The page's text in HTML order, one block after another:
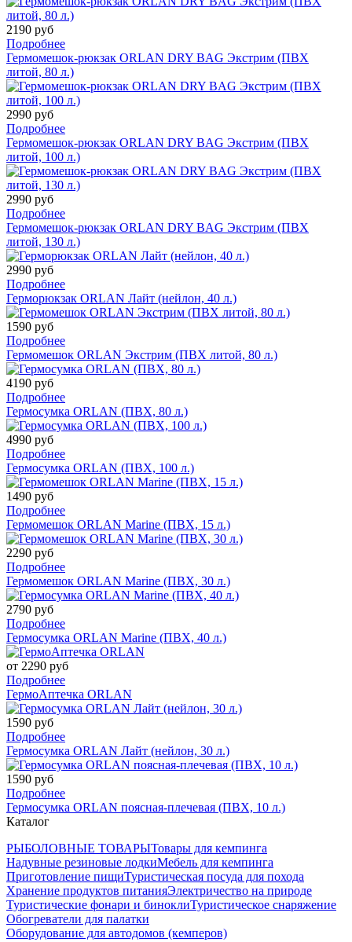
2190 руб
Подробнее
Гермомешок-рюкзак ORLAN DRY BAG Экстрим (ПВХ
литой, 80 л.)
2990 руб
Подробнее
Гермомешок-рюкзак ORLAN DRY BAG Экстрим (ПВХ
литой, 100 л.)
2990 руб
Подробнее
Гермомешок-рюкзак ORLAN DRY BAG Экстрим (ПВХ
литой, 130 л.)
2990 руб
Подробнее
Герморюкзак ORLAN Лайт (нейлон, 40 л.)
1590 руб
Подробнее
Гермомешок ORLAN Экстрим (ПВХ литой, 80 л.)
4190 руб
Подробнее
Гермосумка ORLAN (ПВХ, 80 л.)
4990 руб
Подробнее
Гермосумка ORLAN (ПВХ, 100 л.)
1490 руб
Подробнее
Гермомешок ORLAN Marine (ПВХ, 15 л.)
2290 руб
Подробнее
Гермомешок ORLAN Marine (ПВХ, 30 л.)
2790 руб
Подробнее
Гермосумка ORLAN Marine (ПВХ, 40 л.)
от 2290 руб
Подробнее
ГермоАптечка ORLAN
1590 руб
Подробнее
Гермосумка ORLAN Лайт (нейлон, 30 л.)
1590 руб
Подробнее
Гермосумка ORLAN поясная-плечевая (ПВХ, 10 л.)
Каталог
РЫБОЛОВНЫЕ ТОВАРЫТовары для кемпинга
Надувные резиновые лодкиМебель для кемпинга
Приготовление пищиТуристическая посуда для похода
Хранение продуктов питанияЭлектричество на природе
Туристические фонари и биноклиТуристическое снаряжение
Обогреватели для палатки
Оборудование для автодомов (кемперов)